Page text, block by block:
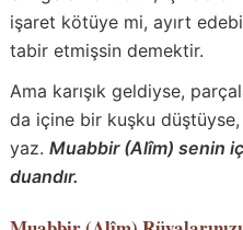
işaret kötüye mi, ayırt
tabir etmişsin demektir.
Ama karışık geldiyse,
da içine bir kuşku düştüyse,
yaz. Muabbir (Alîm) senin
duandır.